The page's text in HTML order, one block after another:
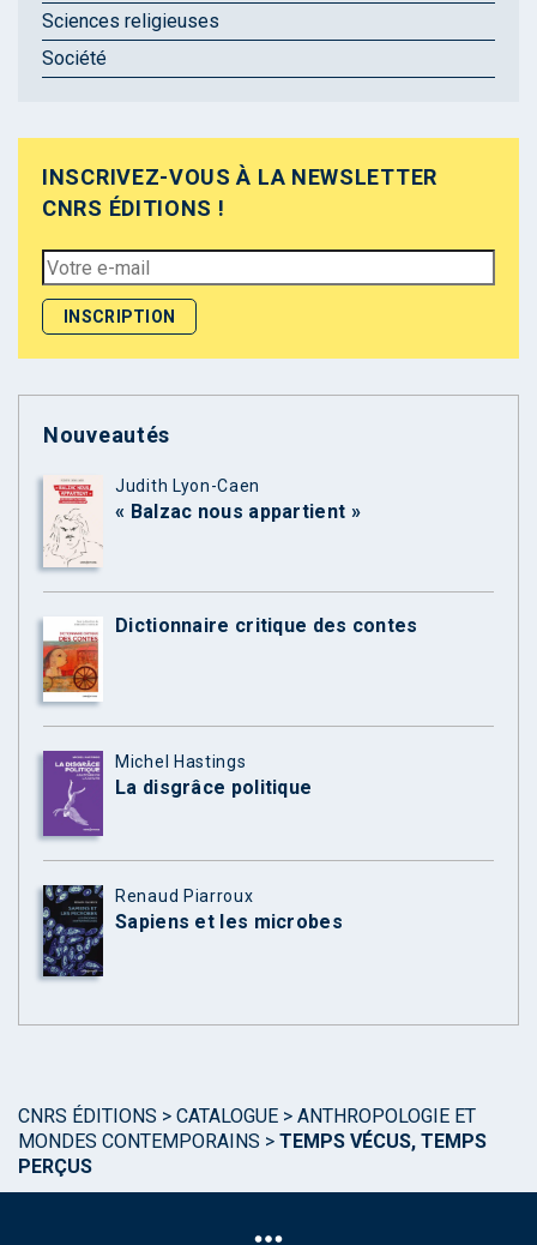
Sciences religieuses
Société
INSCRIVEZ-VOUS À LA NEWSLETTER
CNRS ÉDITIONS !
Nouveautés
Judith Lyon-Caen
« Balzac nous appartient »
Dictionnaire critique des contes
Michel Hastings
La disgrâce politique
Renaud Piarroux
Sapiens et les microbes
CNRS ÉDITIONS > CATALOGUE > ANTHROPOLOGIE ET
MONDES CONTEMPORAINS > TEMPS VÉCUS, TEMPS
PERÇUS